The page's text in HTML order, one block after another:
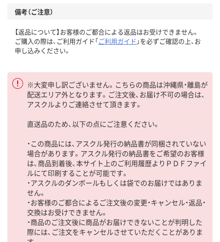
備考（ご注意）
【返品について】お客様のご都合による返品はお受けできません。
ご購入の際は、ご利用ガイド「ご利用ガイド 」を必ずご確認の上、お
申し込みください。
※大変申し訳ございません。こちらの商品は沖縄県・離島が
配送エリア外となります。ご注文後、お届け不可の場合は、
アスクルよりご連絡させて頂きます。
直送品のため、以下の点にご注意ください。
・この商品には、アスクル発行の納品書が同梱されていない
場合があります。アスクル発行の納品書をご希望のお客様
は、商品到着後、本サイト上のご利用履歴よりＰＤＦファイ
ルにて印刷することが可能です。
・アスクルのダンボールもしくは袋でのお届けではありま
せん。
・お客様のご都合によるご注文後の変更・キャンセル・返品・
交換はお受けできません。
・商品のご注文後に商品がお届けできないことが判明した
際には、ご注文をキャンセルさせていただくことがありま